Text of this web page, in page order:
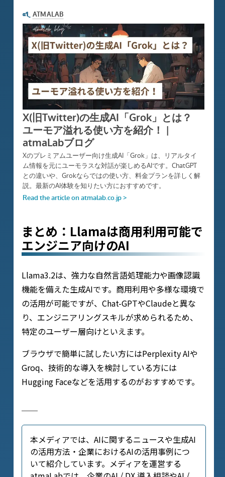
まとめ：Llamaは商用利用可能で
エンジニア向けのAI
Llama3.2は、強力な自然言語処理能力や画像認識
機能を備えた生成AIです。商用利用や多様な環境で
の活用が可能ですが、Chat-GPTやClaudeと異な
り、エンジニアリングスキルが求められるため、
特定のユーザー層向けといえます。
ブラウザで簡単に試したい方にはPerplexity AIや
Groq、技術的な導入を検討している方には
Hugging Faceなどを活用するのがおすすめです。
──
本メディアでは、AIに関するニュースや生成AI
の活用方法・企業におけるAIの活用事例につ
いて紹介しています。メディアを運営する